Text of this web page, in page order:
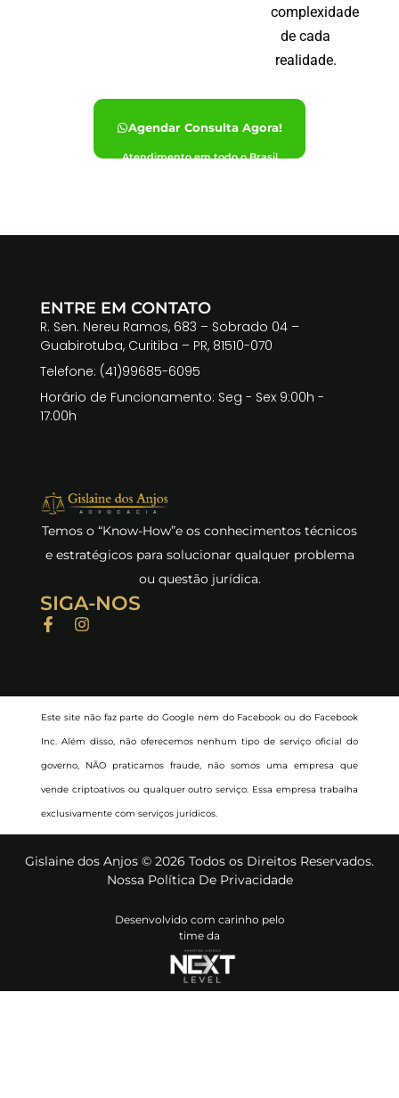
complexidade
de cada
realidade.
Agendar Consulta Agora!
Atendimento em todo o Brasil
Temos o “Know-How”e os conhecimentos técnicos
e estratégicos para solucionar qualquer problema
ou questão jurídica.
SIGA-NOS
F
o
k
f
I
r
a
ENTRE EM CONTATO
R. Sen. Nereu Ramos, 683 – Sobrado 04 –
Guabirotuba, Curitiba – PR, 81510-070
Telefone: (41)99685-6095
Horário de Funcionamento: Seg - Sex 9:00h -
17:00h
Este site não faz parte do Google nem do Facebook ou do Facebook
Inc. Além disso, não oferecemos nenhum tipo de serviço oficial do
governo, NÃO praticamos fraude, não somos uma empresa que
vende criptoativos ou qualquer outro serviço. Essa empresa trabalha
exclusivamente com serviços jurídicos.
Gislaine dos Anjos © 2026 Todos os Direitos Reservados.
Nossa Política De Privacidade
Desenvolvido com carinho pelo
time da